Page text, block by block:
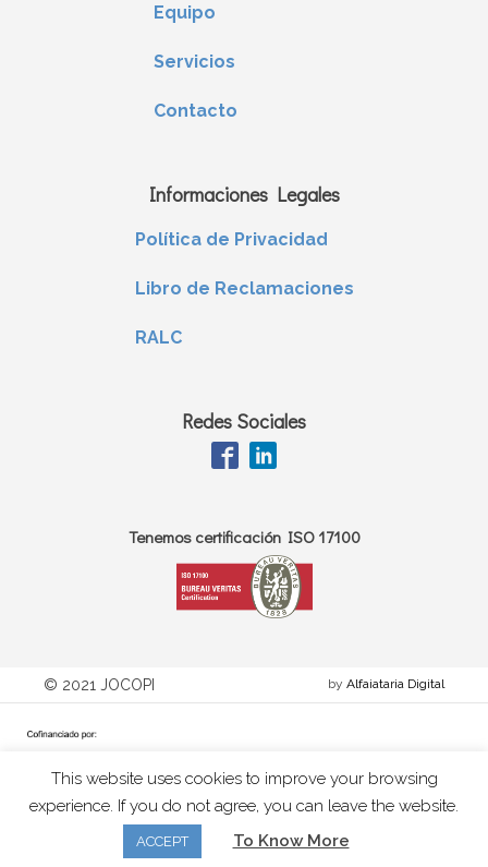
Ficha Projeto - JOCOPI Adaptar
Equipo
Servicios
Contacto
Informaciones Legales
Política de Privacidad
Libro de Reclamaciones
RALC
Redes Sociales
Tenemos certificación ISO 17100
© 2021 JOCOPI by Alfaiataria Digital
This website uses cookies to improve your browsing
experience. If you do not agree, you can leave the website.
ACCEPT To Know More